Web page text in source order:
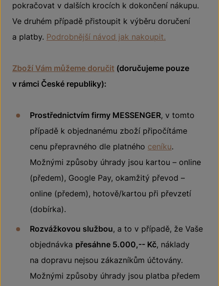
pokračovat v dalších krocích k dokončení nákupu.
Ve druhém případě přistoupit k výběru doručení
a platby. Podrobnější návod jak nakoupit.
Zboží Vám můžeme doručit (doručujeme pouze
v rámci České republiky):
Prostřednictvím firmy MESSENGER, v tomto
případě k objednanému zboží připočítáme
cenu přepravného dle platného ceníku.
Možnými způsoby úhrady jsou kartou – online
(předem), Google Pay, okamžitý převod –
online (předem), hotově/kartou při převzetí
(dobírka).
Rozvážkovou službou, a to v případě, že Vaše
objednávka přesáhne 5.000,-- Kč, náklady
na dopravu nejsou zákazníkům účtovány.
Možnými způsoby úhrady jsou platba předem